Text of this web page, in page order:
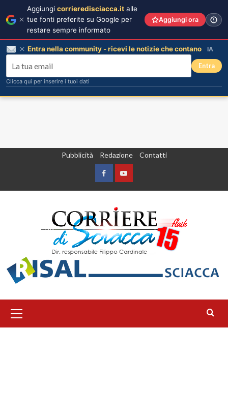
Pubblicità Redazione Contatti
FacebookYountube
principale
Aggiungi corrieredisciacca.it alle
tue fonti preferite su Google per
restare sempre informato
Aggiungi ora
Entra nella community - ricevi le notizie che contano IA
Entra
Clicca qui per inserire i tuoi dati